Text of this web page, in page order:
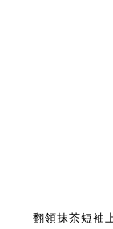
翻領抹茶短袖